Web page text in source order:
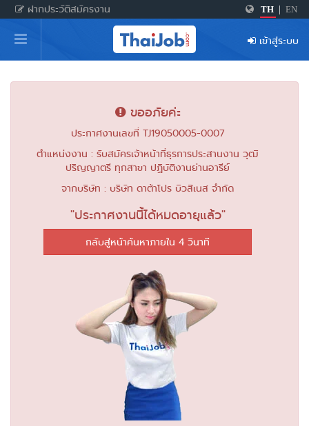
ฝากประวัติสมัครงาน TH EN
หน้าหลัก
ผู้สมัครงาน: เข้าสู่ระบบ
ฝากประวัติสมัครงาน
สำหรับผู้ประกอบการ
เข้าสู่ระบบ
ขออภัยค่ะ
ประกาศงานเลขที่ TJ19050005-0007
ตำแหน่งงาน : รับสมัครเจ้าหน้าที่ธุรการประสานงาน วุฒิ
ปริญญาตรี ทุกสาขา ปฏิบัติงานย่านอารีย์
จากบริษัท : บริษัท ดาต้าโปร บิวสิเนส จำกัด
"ประกาศงานนี้ได้หมดอายุแล้ว"
กลับสู่หน้าค้นหาภายใน 4 วินาที